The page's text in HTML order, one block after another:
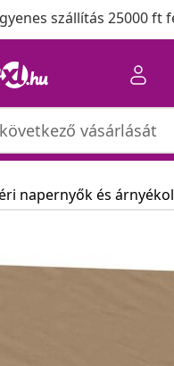
szállítás 25000 ft
napernyők és